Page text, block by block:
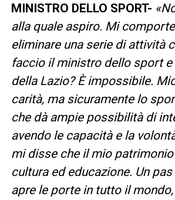
MINISTRO DELLO SPORT-
alla quale aspiro. Mi
eliminare una serie di attività
faccio il ministro dello sport
della Lazio? È impossibile.
carità, ma sicuramente lo
che dà ampie possibilità di
avendo le capacità e la
mi disse che il mio
cultura ed educazione. Un
apre le porte in tutto il mondo,